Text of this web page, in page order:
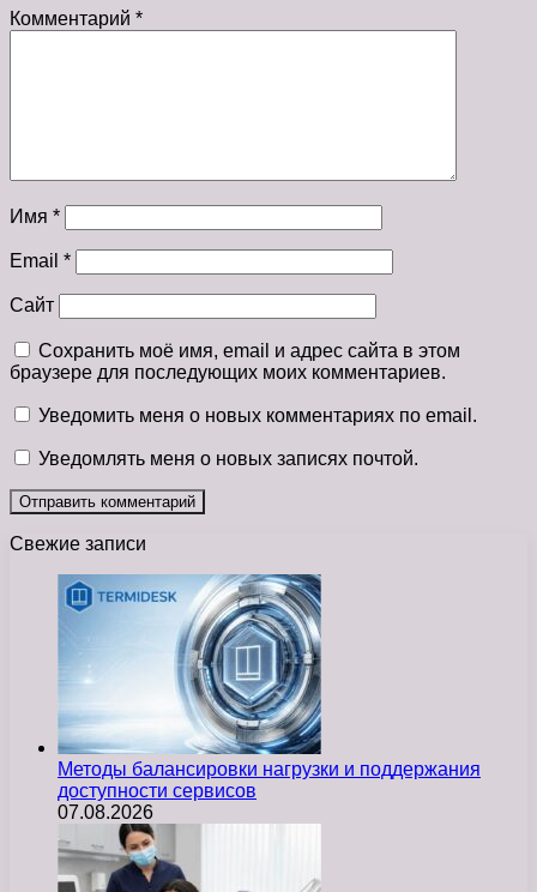
Комментарий *
Имя *
Email *
Сайт
Сохранить моё имя, email и адрес сайта в этом
браузере для последующих моих комментариев.
Уведомить меня о новых комментариях по email.
Уведомлять меня о новых записях почтой.
Свежие записи
Методы балансировки нагрузки и поддержания
доступности сервисов
07.08.2026